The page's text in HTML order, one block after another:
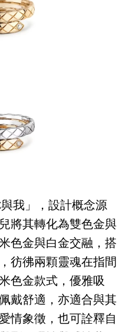
與我」，設計概念源
將其轉化為雙色金與
色金與白金交融，搭
彷彿兩顆靈魂在指間
色金款式，優雅吸
戴舒適，亦適合與其
情象徵，也可詮釋自